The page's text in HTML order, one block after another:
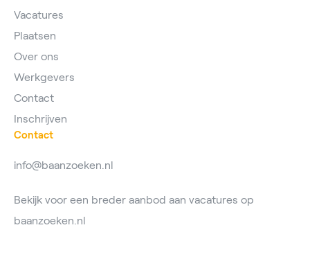
Vacatures
Plaatsen
Over ons
Werkgevers
Contact
Inschrijven
Contact
info@baanzoeken.nl
Bekijk voor een breder aanbod aan vacatures op
baanzoeken.nl